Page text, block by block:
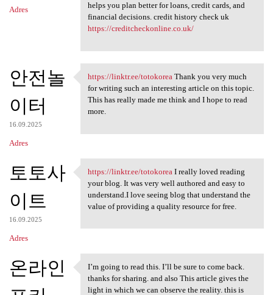
Adres
helps you plan better for loans, credit cards, and
financial decisions. credit history check uk
https://creditcheckonline.co.uk/
안전놀
이터
16.09.2025
Adres
https://linktr.ee/totokorea
https://linktr.ee/totokoreaThank you very much
for writing such an interesting article on this topic.
This has really made me think and I hope to read
more.
토토사
이트
16.09.2025
Adres
https://linktr.ee/totokorea I
https://linktr.ee/totokorea I really loved reading
your blog. It was very well authored and easy to
understand.I love seeing blog that understand the
value of providing a quality resource for free.
온라인
I’m going to read this. I’ll
I’m going to read this. I’ll be sure to come back.
thanks for sharing. and also This article gives the
light in which we can observe the reality. this is